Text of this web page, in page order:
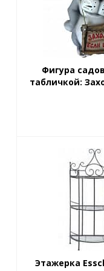
Фигура
табличкой:
Этажерка